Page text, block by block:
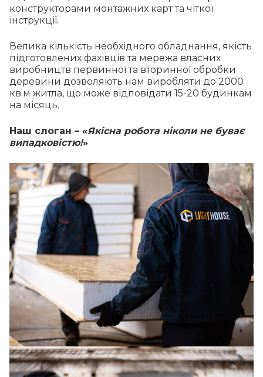
конструкторами монтажних карт та чіткої
інструкції.
Велика кількість необхідного обладнання, якість
підготовлених фахівців та мережа власних
виробництв первинної та вторинної обробки
деревини дозволяють нам виробляти до 2000
кв.м житла, що може відповідати 15-20 будинкам
на місяць.
Наш слоган – «Якісна робота ніколи не буває
випадковістю!»